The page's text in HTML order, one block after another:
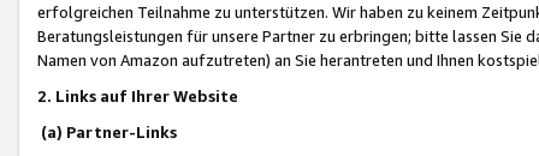
erfolgreichen Teilnahme zu unterstützen. Wir haben zu keinem
Beratungsleistungen für unsere Partner zu erbringen; bitte lassen Sie
Namen von Amazon aufzutreten) an Sie herantreten und Ihnen
2. Links auf Ihrer Website
(a) Partner-Links